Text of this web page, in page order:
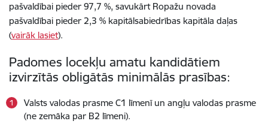
pašvaldībai pieder 97,7 %, savukārt Ropažu novada
pašvaldībai pieder 2,3 % kapitālsabiedrības kapitāla daļas
(vairāk lasiet).
Padomes locekļu amatu kandidātiem
izvirzītās obligātās minimālās prasības:
Valsts valodas prasme C1 līmenī un angļu valodas prasme
(ne zemāka par B2 līmeni).